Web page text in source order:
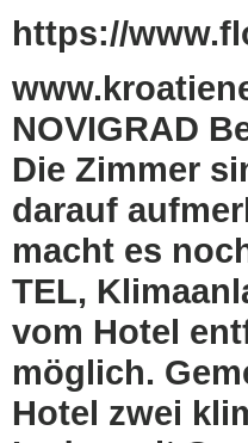
https://
NOVIGRAD
Die Zimmer
darauf
macht es
TEL,
vom Hotel
möglich.
Hotel zwei